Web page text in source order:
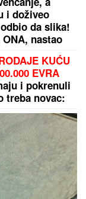
lavica
beži od
od krsta, a on
i Tom
BRAK - evo
javnost i